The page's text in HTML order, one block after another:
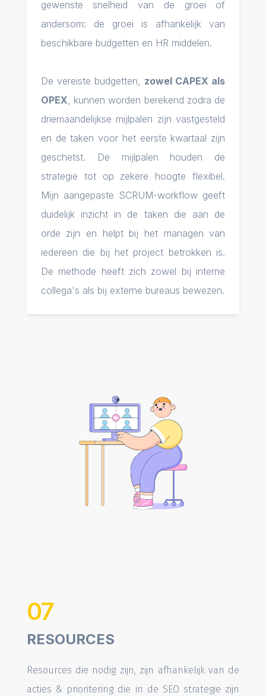
gewenste snelheid van de groei of
andersom: de groei is afhankelijk van
beschikbare budgetten en HR middelen.
De vereiste budgetten, zowel CAPEX als
OPEX , kunnen worden berekend zodra de
driemaandelijkse mijlpalen zijn vastgesteld
en de taken voor het eerste kwartaal zijn
geschetst. De mijlpalen houden de
strategie tot op zekere hoogte flexibel.
Mijn aangepaste SCRUM-workflow geeft
duidelijk inzicht in de taken die aan de
orde zijn en helpt bij het managen van
iedereen die bij het project betrokken is.
De methode heeft zich zowel bij interne
collega's als bij externe bureaus bewezen.
07
RESOURCES
Resources die nodig zijn, zijn afhankelijk van de
acties & prioritering die in de SEO strategie zijn